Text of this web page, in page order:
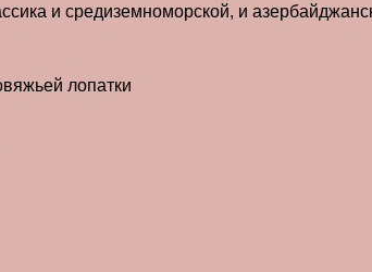
и средиземноморской, и
лопатки